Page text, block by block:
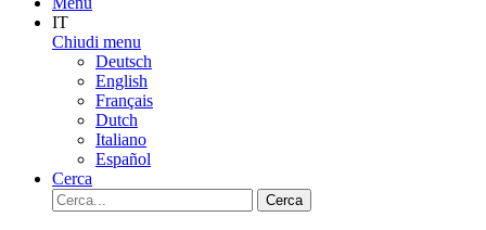
IT
Chiudi menu
Deutsch
English
Français
Dutch
Italiano
Español
Cerca
Cerca